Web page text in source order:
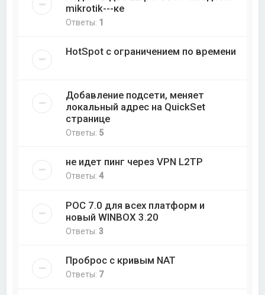
mikrotik---ке
Ответы: 1
HotSpot с ограничением по времени
Добавление подсети, меняет
локальный адрес на QuickSet
странице
Ответы: 5
не идет пинг через VPN L2TP
Ответы:4
РОС 7.0 для всех платформ и
новый WINBOX 3.20
Ответы:3
Проброс с кривым NAT
Ответы: 7